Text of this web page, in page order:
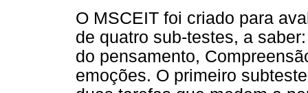
O MSCEIT foi criado para
de quatro sub-testes, a
do pensamento,
emoções. O primeiro